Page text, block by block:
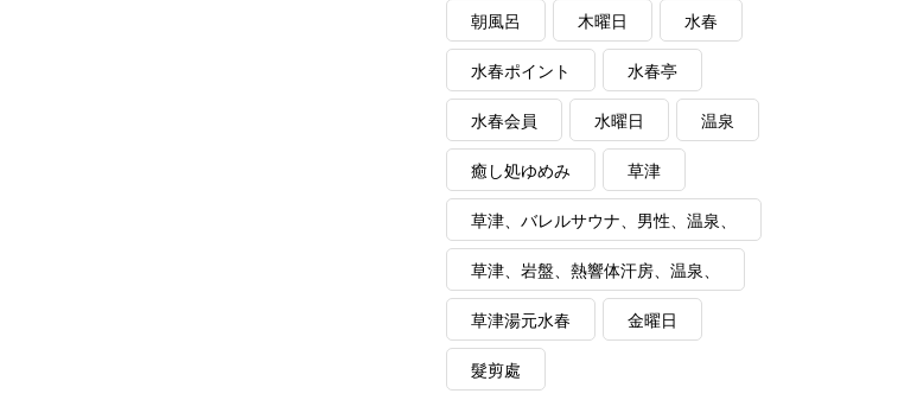
朝風呂 木曜日 水春
水春ポイント 水春亭
水春会員 水曜日 温泉
癒し処ゆめみ 草津
草津、バレルサウナ、男性、温泉、
草津、岩盤、熱響体汗房、温泉、
草津湯元水春 金曜日
髮剪處